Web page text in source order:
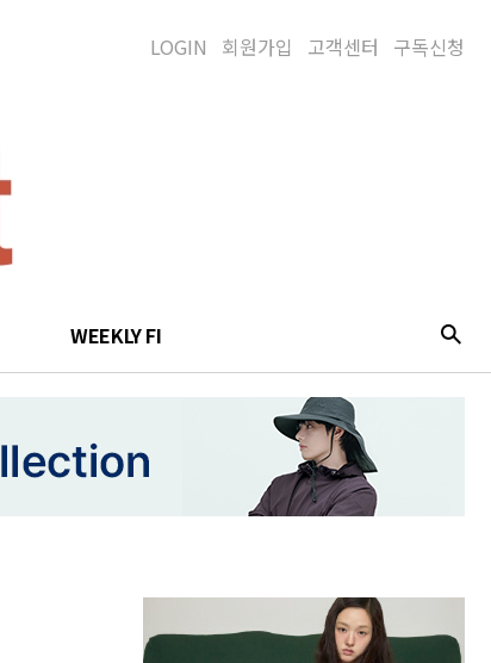
WEEKLY FI
LOGIN 회원가입 고객센터 구독신청